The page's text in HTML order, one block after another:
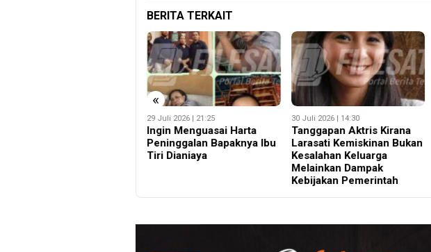
BERITA TERKAIT
«
30 Juli 2026 | 14:30
Tanggapan Aktris Kirana
Larasati Kemiskinan Bukan
Kesalahan Keluarga
21 Juli 2026 | 19:46
Belum Memenuhi Unsur
Pidana Dalam Pasal 401
KUHP Dugaan
Penggelapan Identitas
Kelahiran